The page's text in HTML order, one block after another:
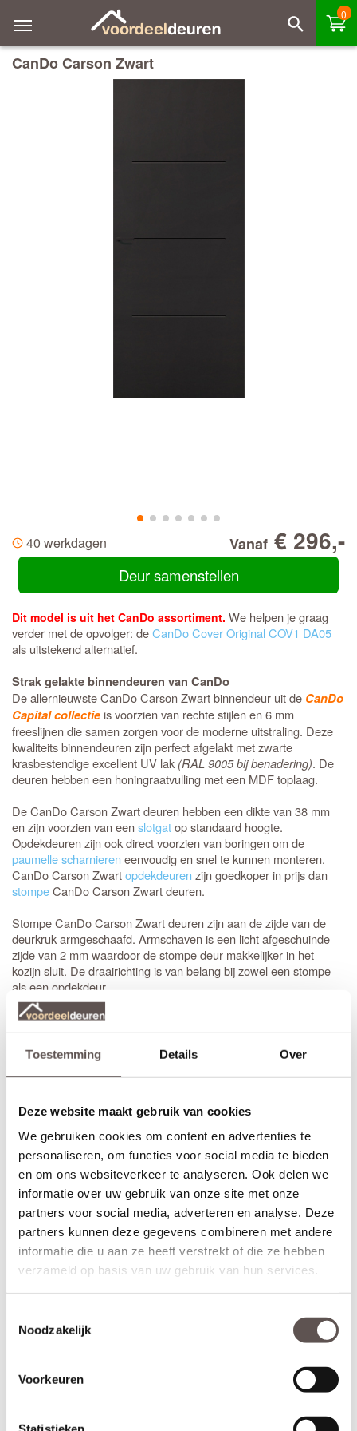
Toestemming Details Over
Deze website maakt gebruik van cookies
We gebruiken cookies om content en advertenties te
personaliseren, om functies voor social media te bieden
en om ons websiteverkeer te analyseren. Ook delen we
informatie over uw gebruik van onze site met onze
partners voor social media, adverteren en analyse. Deze
partners kunnen deze gegevens combineren met andere
informatie die u aan ze heeft verstrekt of die ze hebben
verzameld op basis van uw gebruik van hun services.
Noodzakelijk
Voorkeuren
0
CanDo Carson Zwart
40 werkdagen Vanaf € 296,-
Deur samenstellen
Dit model is uit het CanDo assortiment. We helpen je graag
verder met de opvolger: deCanDo Cover Original COV1 DA05
als uitstekend alternatief.
Strak gelakte binnendeuren van CanDo
De allernieuwste CanDo Carson Zwart binnendeur uit de CanDo
Capital collectie is voorzien van rechte stijlen en 6 mm
freeslijnen die samen zorgen voor de moderne uitstraling. Deze
kwaliteits binnendeuren zijn perfect afgelakt met zwarte
krasbestendige excellent UV lak (RAL 9005 bij benadering). De
deuren hebben een honingraatvulling met een MDF toplaag.
De CanDo Carson Zwart deuren hebben een dikte van 38 mm
en zijn voorzien van eenslotgatop standaard hoogte.
Opdekdeuren zijn ook direct voorzien van boringen om de
paumelle scharnieren eenvoudig en snel te kunnen monteren.
CanDo Carson Zwartopdekdeuren zijn goedkoper in prijs dan
stompeCanDo Carson Zwart deuren.
Stompe CanDo Carson Zwart deuren zijn aan de zijde van de
deurkruk armgeschaafd. Armschaven is een licht afgeschuinde
zijde van 2 mm waardoor de stompe deur makkelijker in het
kozijn sluit. De draairichting is van belang bij zowel een stompe
als een opdekdeur.
De Industriële deuren in de Capital serie zijn onderling mooi te
combineren. Je kunt je hele huis voorzien van mooie afgelakte
zwarte deurendie perfect bij elkaar passen. Een bijpassen
massieve MDF-deur met glas is de
CanDo Capital deuren worden voorzien van een
standaard hoogte. Wil je dat jouw nieuwe deuren zo goed als
kant en klaar om afgehangen geleverd worden? Bestel dan een
mooi bijpassenddeurbeslagpakket. Bestel je een nieuwe deur uit
de Capital collectie in combinatie met een bijpassenddeurbeslag
pakket, dan maakt CanDo de juiste frezingen alvast voor je in de
deur.
Belangrijk!
Controleer nogmaals goed de gekozen afmetingen en uitvoering.
CanDo Carson Zwart afgelakte binnendeuren zijn
maatwerkdeuren en kunnen niet geruild, geannuleerd of retour
Thuisbezorgd in 60 werkdagen
met 3 werkdagen)
VeraLux Subliem
collectie, deze deuren worden kant en klaar